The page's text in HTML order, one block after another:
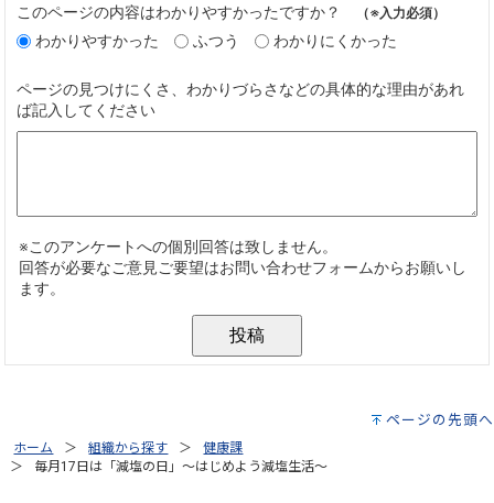
ページの先頭へ
ホーム 組織から探す
健康課
毎月17日は「減塩の日」～はじめよう減塩生活～